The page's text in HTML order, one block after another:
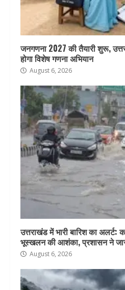
जनगणना 2027 की तैयारी शुरू,
होगा विशेष गणना अभियान
August 6, 2026
उत्तराखंड में भारी बारिश का अलर्ट:
भूस्खलन की आशंका, प्रशासन ने
August 6, 2026